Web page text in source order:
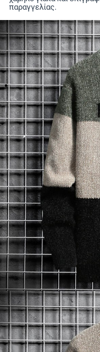
παραγγελίας.